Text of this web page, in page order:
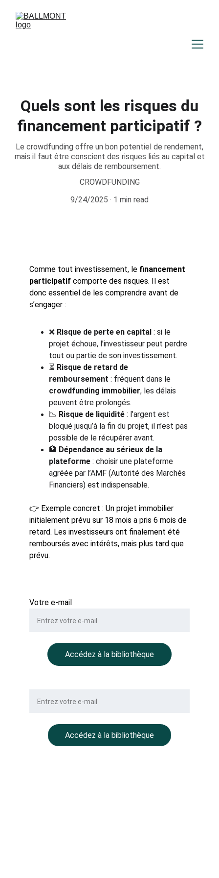
Quels sont les risques du
financement participatif ?
Le crowdfunding offre un bon potentiel de rendement,
mais il faut être conscient des risques liés au capital et
aux délais de remboursement.
CROWDFUNDING
9/24/2025
1 min read
Comme tout investissement, le financement
participatif comporte des risques. Il est
donc essentiel de les comprendre avant de
s’engager :
❌ Risque de perte en capital : si le
projet échoue, l’investisseur peut perdre
tout ou partie de son investissement.
⏳ Risque de retard de
remboursement : fréquent dans le
crowdfunding immobilier, les délais
peuvent être prolongés.
📉 Risque de liquidité : l’argent est
bloqué jusqu’à la fin du projet, il n’est pas
possible de le récupérer avant.
🏦 Dépendance au sérieux de la
plateforme : choisir une plateforme
agréée par l’AMF (Autorité des Marchés
Financiers) est indispensable.
👉 Exemple concret : Un projet immobilier
initialement prévu sur 18 mois a pris 6 mois de
retard. Les investisseurs ont finalement été
remboursés avec intérêts, mais plus tard que
prévu.
Votre e-mail
Accédez à la bibliothèque
Accédez à la bibliothèque